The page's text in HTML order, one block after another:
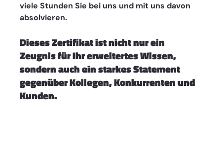
viele Stunden Sie bei uns und mit uns davon
absolvieren.
Dieses Zertifikat ist nicht nur ein
Zeugnis für Ihr erweitertes Wissen,
sondern auch ein starkes Statement
gegenüber Kollegen, Konkurrenten und
Kunden.